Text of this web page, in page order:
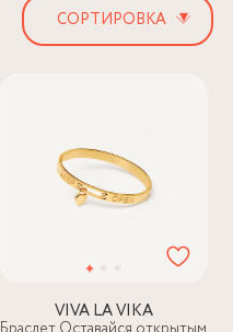
▾
VIVA LA VIKA